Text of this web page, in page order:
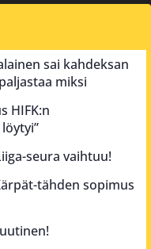
sai kahdeksan
miksi
HIFK:n
seura vaihtuu!
tähden sopimus